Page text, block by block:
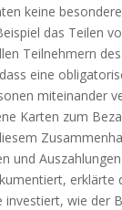
keine
das Teilen
Teilnehmern
eine
miteinander
Karten zum
und
erklärte
wie der